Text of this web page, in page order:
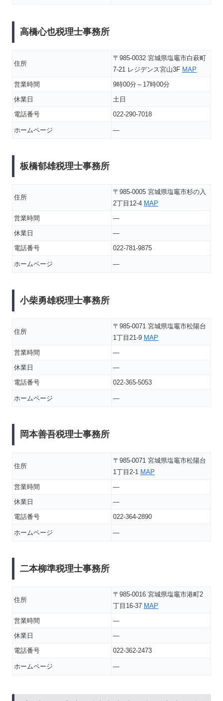
高橋心也税理士事務所
住所
〒985-0032 宮城県塩竈市白萩町
7-21 レジデンス宮山3F MAP
営業時間
9時00分～17時00分
休業日
土日
電話番号
022-290-7018
ホームページ ―
板橋郁雄税理士事務所
住所
〒985-0005 宮城県塩竈市杉の入
2丁目12-4 MAP
営業時間
―
休業日
―
電話番号
022-781-9875
ホームページ ―
小柴勇雄税理士事務所
住所
〒985-0071 宮城県塩竈市松陽台
1丁目21-9 MAP
営業時間
―
休業日
―
電話番号
022-365-5053
ホームページ ―
岡本善吾税理士事務所
住所
〒985-0071 宮城県塩竈市松陽台
1丁目2-1 MAP
営業時間
―
休業日
―
電話番号
022-364-2890
ホームページ ―
二本柳準税理士事務所
住所
〒985-0016 宮城県塩竈市港町2
丁目16-37 MAP
営業時間
―
休業日
―
電話番号
022-362-2473
ホームページ ―